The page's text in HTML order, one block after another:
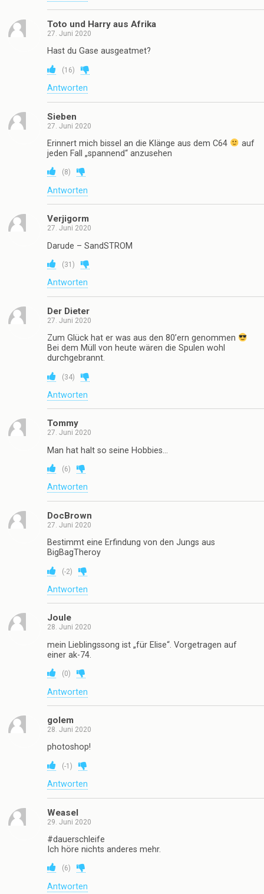
Toto und Harry aus Afrika
27. Juni 2020
Hast du Gase ausgeatmet?
(16)
Antworten
Sieben
27. Juni 2020
Erinnert mich bissel an die Klänge aus dem C64
auf
jeden Fall „spannend“ anzusehen
(8)
Antworten
Verjigorm
27. Juni 2020
Darude – SandSTROM
(31 )
Antworten
Der Dieter
27. Juni 2020
Zum Glück hat er was aus den 80’ern genommen
Bei dem Müll von heute wären die Spulen wohl
durchgebrannt.
(34)
Antworten
Tommy
27. Juni 2020
Man hat halt so seine Hobbies…
(6)
Antworten
DocBrown
27. Juni 2020
Bestimmt eine Erfindung von den Jungs aus
BigBagTheroy
(-2)
Antworten
Joule
28. Juni 2020
mein Lieblingssong ist „für Elise“. Vorgetragen auf
einer ak-74.
(0)
Antworten
golem
28. Juni 2020
photoshop!
(-1 )
Antworten
Weasel
29. Juni 2020
#dauerschleife
Ich höre nichts anderes mehr.
(6)
Antworten